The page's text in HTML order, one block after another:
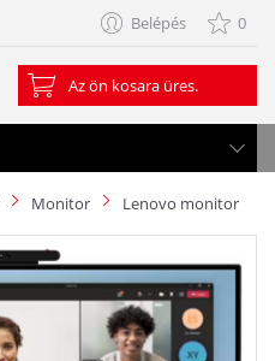
Belépés 0
Az ön kosara üres.
Monitor Lenovo monitor